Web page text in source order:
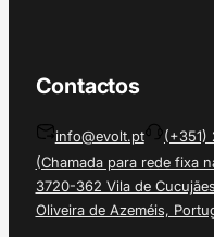
Contactos
info@evolt.pt
(+351)
(Chamada para rede fixa
3720-362 Vila de Cucujães
Oliveira de Azeméis,